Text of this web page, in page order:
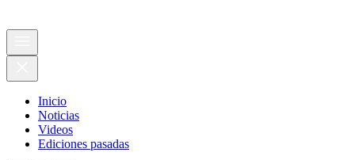
Inicio
Noticias
Videos
Ediciones pasadas